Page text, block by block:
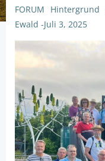
FORUM Hintergrund
Ewald -Juli 3, 2025